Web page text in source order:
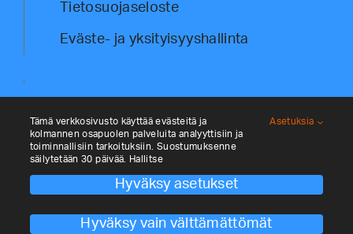
Tietosuojaseloste
Eväste- ja yksityisyyshallinta
© Kehittämisyhtiö Keulink Oy 2023. All
Tämä verkkosivusto käyttää evästeitä ja
kolmannen osapuolen palveluita analyyttisiin ja
toiminnallisiin tarkoituksiin. Suostumuksenne
säilytetään 30 päivää. Hallitse
Asetuksia
Hyväksy asetukset
Hyväksy vain välttämättömät